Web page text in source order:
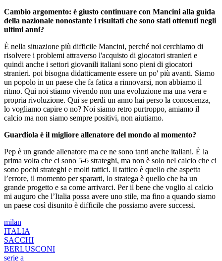
Cambio argomento: è giusto continuare con Mancini alla guida
della nazionale nonostante i risultati che sono stati ottenuti negli
ultimi anni?
È nella situazione più difficile Mancini, perché noi cerchiamo di
risolvere i problemi attraverso l'acquisto di giocatori stranieri e
quindi anche i settori giovanili italiani sono pieni di giocatori
stranieri. poi bisogna didatticamente essere un po' più avanti. Siamo
un popolo in un paese che fa fatica a rinnovarsi, non abbiamo il
ritmo. Qui noi stiamo vivendo non una evoluzione ma una vera e
propria rivoluzione. Qui se perdi un anno hai perso la conoscenza,
lo vogliamo capire o no? Noi siamo retro purtroppo, amiamo il
calcio ma non siamo sempre positivi, non aiutiamo.
Guardiola è il migliore allenatore del mondo al momento?
Pep è un grande allenatore ma ce ne sono tanti anche italiani. È la
prima volta che ci sono 5-6 strateghi, ma non è solo nel calcio che ci
sono pochi strateghi e molti tattici. Il tattico è quello che aspetta
l’errore, il momento per spararti, lo stratega è quello che ha un
grande progetto e sa come arrivarci. Per il bene che voglio al calcio
mi auguro che l’Italia possa avere uno stile, ma fino a quando siamo
un paese così disunito è difficile che possiamo avere successi.
milan
ITALIA
SACCHI
BERLUSCONI
serie a